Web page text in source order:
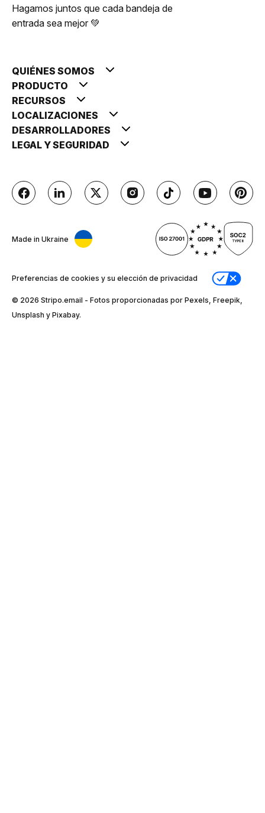
Hagamos juntos que cada bandeja de
entrada sea mejor 💚
QUIÉNES SOMOS
PRODUCTO
RECURSOS
LOCALIZACIONES
DESARROLLADORES
LEGAL Y SEGURIDAD
Made in Ukraine
Preferencias de cookies y su elección de privacidad
© 2026 Stripо.email - Fotos proporcionadas por Pexels, Freepik,
Unsplash y Pixabay.